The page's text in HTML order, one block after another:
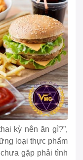
kỳ nên ăn gì?”,
loại thực phẩm
gặp phải tình